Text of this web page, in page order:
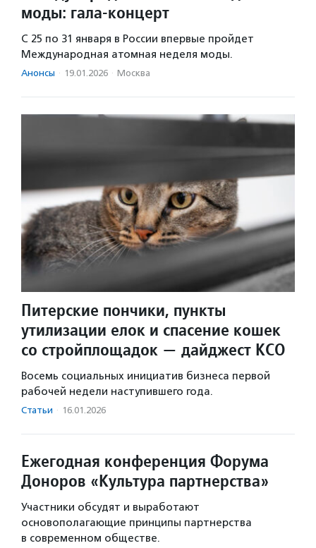
моды: гала-концерт
С 25 по 31 января в России впервые пройдет
Международная атомная неделя моды.
Анонсы · 19.01.2026 · Москва
Питерские пончики, пункты
утилизации елок и спасение кошек
со стройплощадок — дайджест КСО
Восемь социальных инициатив бизнеса первой
рабочей недели наступившего года.
Статьи · 16.01.2026
Ежегодная конференция Форума
Доноров «Культура партнерства»
Участники обсудят и выработают
основополагающие принципы партнерства
в современном обществе.